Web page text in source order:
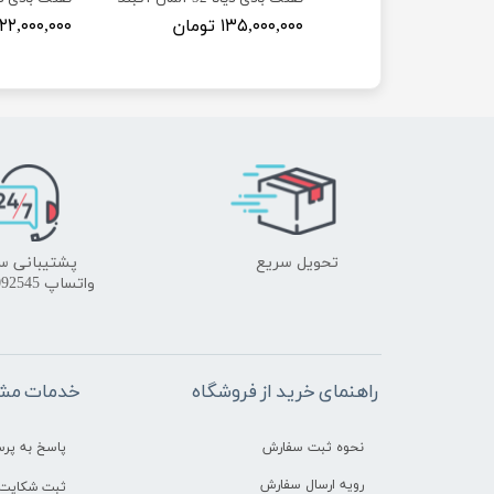
۱۲۲,۰۰۰,۰۰۰ ۱۳۵,۰۰۰,۰۰۰ تومان
تحویل سریع
پشتیبانی
واتساپ 09172092545
راهنمای خرید از فروشگاه
نحوه ثبت سفارش
رویه ارسال سفارش
خدمات
پاسخ به
ثبت